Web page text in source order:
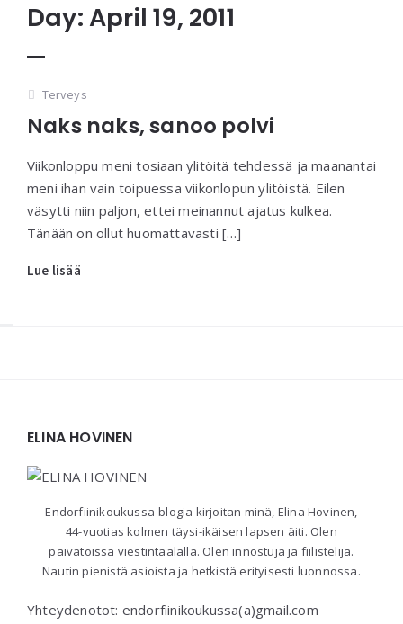
Day: April 19, 2011
Terveys
Naks naks, sanoo polvi
Viikonloppu meni tosiaan ylitöitä tehdessä ja maanantai
meni ihan vain toipuessa viikonlopun ylitöistä. Eilen
väsytti niin paljon, ettei meinannut ajatus kulkea.
Tänään on ollut huomattavasti […]
Lue lisää
ELINA HOVINEN
Endorfiinikoukussa-blogia kirjoitan minä, Elina Hovinen,
44-vuotias kolmen täysi-ikäisen lapsen äiti. Olen
päivätöissä viestintäalalla. Olen innostuja ja fiilistelijä.
Nautin pienistä asioista ja hetkistä erityisesti luonnossa.
Yhteydenotot: endorfiinikoukussa(a)gmail.com